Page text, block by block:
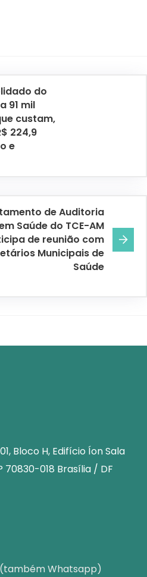
do
91 mil
custam,
224,9
e
de Auditoria
Saúde do TCE-AM
de reunião com
Municipais de
Saúde
Bloco H, Edifício Íon Sala
70830-018 Brasília / DF
Whatsapp)